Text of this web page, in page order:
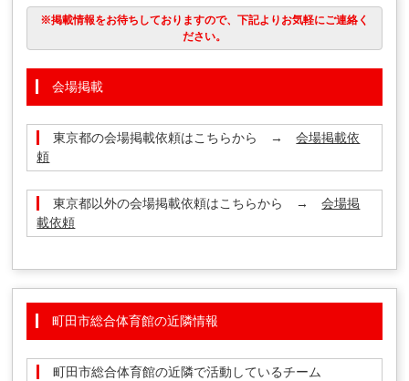
※掲載情報をお待ちしておりますので、下記よりお気軽にご連絡く
ださい。
会場掲載
東京都の会場掲載依頼はこちらから →会場掲載依
頼
東京都以外の会場掲載依頼はこちらから →会場掲
載依頼
町田市総合体育館の近隣情報
町田市総合体育館の近隣で活動しているチーム